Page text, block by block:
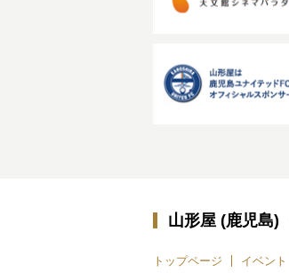
山形屋 (鹿児島)
トップページ イベント